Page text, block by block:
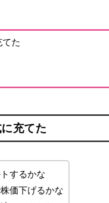
た
充てた
するかな
価下げるかな